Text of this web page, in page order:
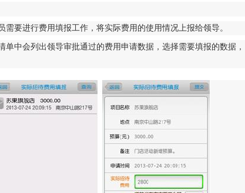
要进行费用填报工作，将实际费用的使用情况上报给领导。
中会列出领导审批通过的费用申请数据，选择需要填报的数据，